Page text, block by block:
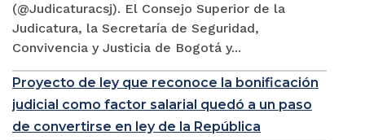
(@Judicaturacsj). El Consejo Superior de la
Judicatura, la Secretaría de Seguridad,
Convivencia y Justicia de Bogotá y...
Proyecto de ley que reconoce la bonificación
judicial como factor salarial quedó a un paso
de convertirse en ley de la República